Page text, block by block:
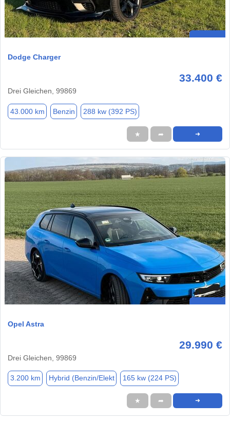
Dodge Charger
33.400 €
Drei Gleichen, 99869
43.000 km Benzin 288 kw (392 PS)
★ ➦ ➜
Opel Astra
29.990 €
Drei Gleichen, 99869
3.200 km Hybrid (Benzin/Elekt 165 kw (224 PS)
★ ➦ ➜